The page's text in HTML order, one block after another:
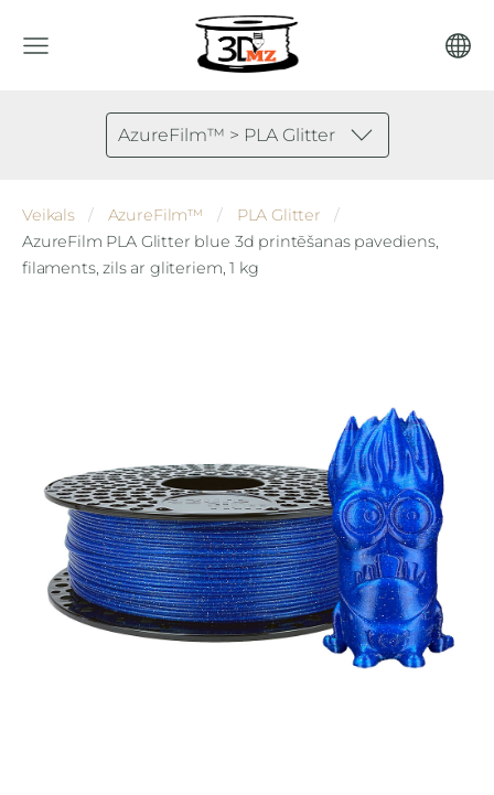
AzureFilm™ > PLA Glitter
Veikals AzureFilm™
PLA Glitter
AzureFilm PLA Glitter blue 3d printēšanas pavediens,
filaments, zils ar gliteriem, 1 kg